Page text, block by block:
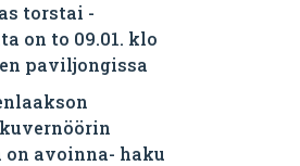
torstai -
on to 09.01. klo
paviljongissa
on avoinna- haku